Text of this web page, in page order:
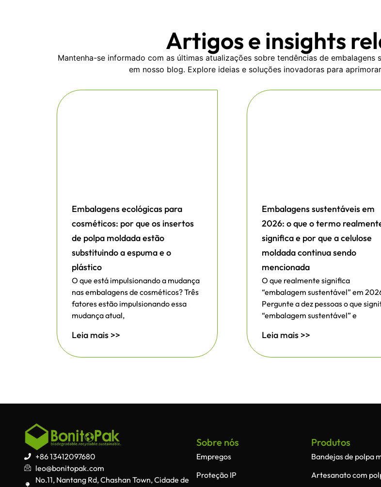
Artigos e insights
Mantenha-se informado com as últimas atualizações sobre tendências de
em nosso blog. Explore ideias e soluções inovadoras para
Embalagens ecológicas para
cosméticos: por que os insertos
de polpa moldada estão
substituindo a espuma e o
plástico
O que está impulsionando a mudança
nas embalagens de cosméticos? Três
fatores estão impulsionando essa
mudança atual,
Leia mais >>
Embalagens sustentáveis em
2026: o que o termo
significa e por que a celulose
moldada continua sendo
mencionada
O que realmente significa
“embalagem sustentável” em
Pergunte a dez pessoas o que
“embalagem sustentável” e
Leia mais >>
+86 13412097680
leo@bonitopak.com
No.11, Nantang Rd, Chashan Town, Cidade de
Sobre nós
Empregos
Proteção IP
Produtos
Bandejas de polpa
Artesanato com